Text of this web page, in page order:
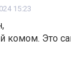
15:23
комом. Это